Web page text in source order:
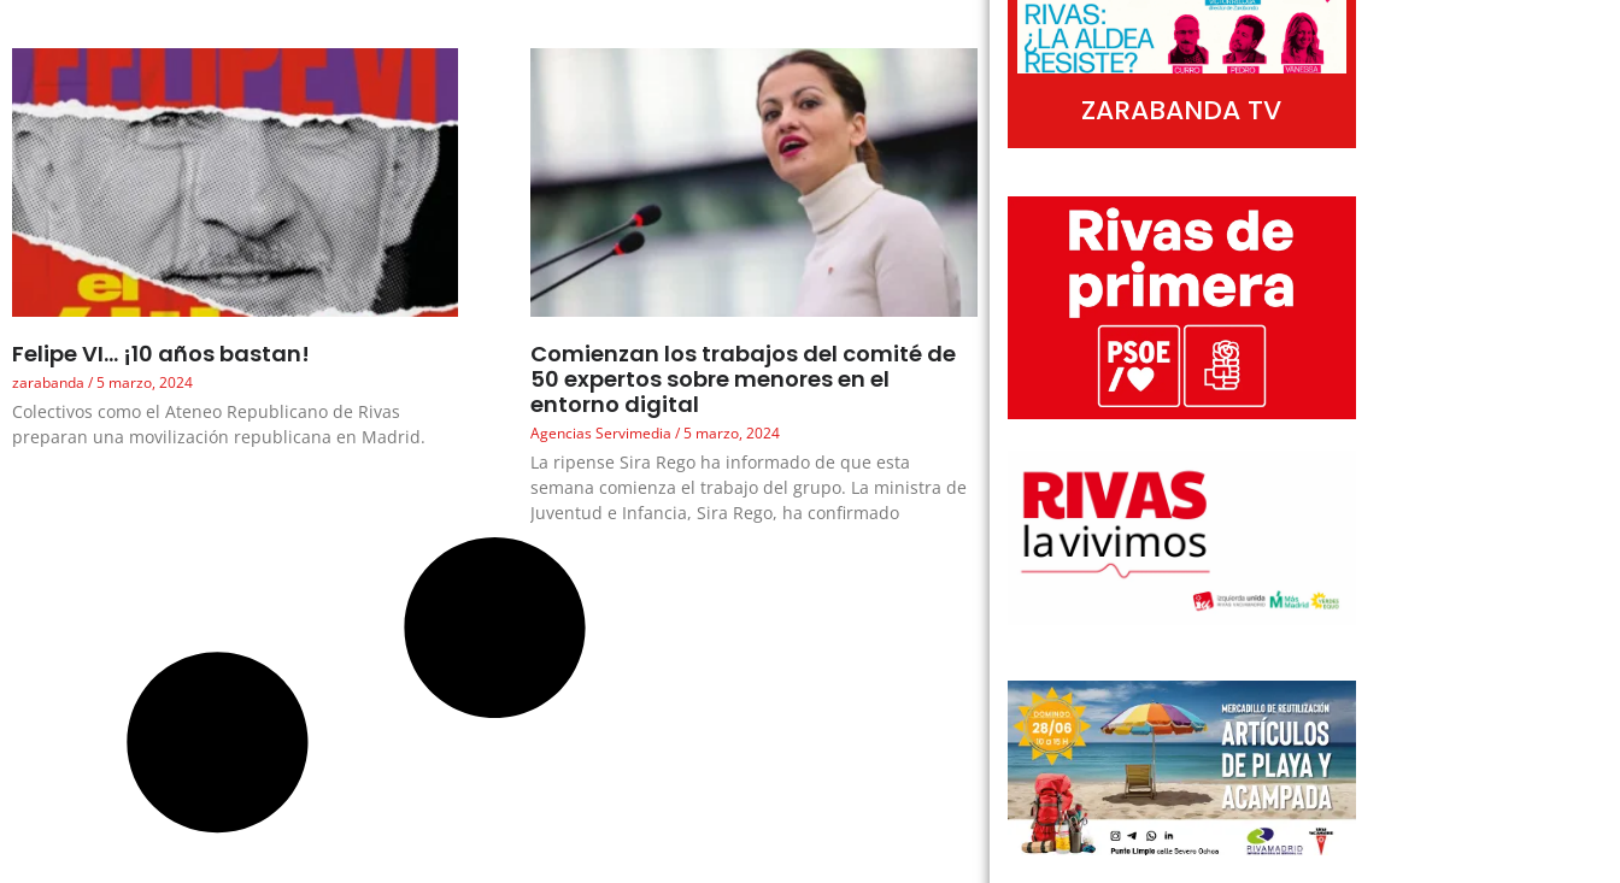
Felipe VI… ¡10 años bastan!
zarabanda 5 marzo, 2024
Colectivos como el Ateneo Republicano de Rivas
preparan una movilización republicana en Madrid.
Comienzan los trabajos del comité de
50 expertos sobre menores en el
entorno digital
Agencias Servimedia 5 marzo, 2024
La ripense Sira Rego ha informado de que esta
semana comienza el trabajo del grupo. La ministra de
Juventud e Infancia, Sira Rego, ha confirmado
ZARABANDA TV